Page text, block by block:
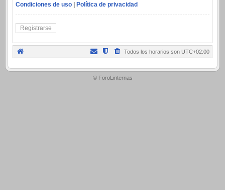
Condiciones de uso | Política de privacidad
Registrarse
Todos los horarios son UTC+02:00
.
© ForoLinternas